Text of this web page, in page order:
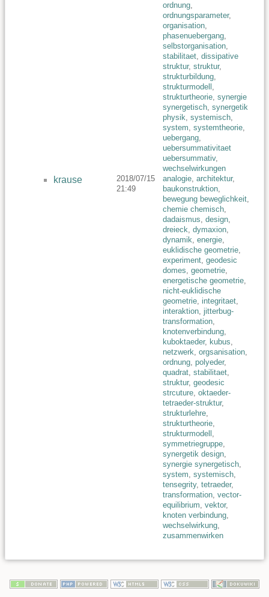
ordnung,
ordnungsparameter,
organisation,
phasenuebergang,
selbstorganisation,
stabilitaet, dissipative
struktur, struktur,
strukturbildung,
strukturmodell ,
strukturtheorie, synergie
synergetisch, synergetik
physik, systemisch,
system, systemtheorie,
uebergang,
uebersummativitaet
uebersummativ,
wechselwirkungen
krause
2018/07/15
21:49
analogie, architektur,
baukonstruktion,
bewegung beweglichkeit,
chemie chemisch,
dadaismus, design,
dreieck, dymaxion,
dynamik, energie,
euklidische geometrie,
experiment, geodesic
domes, geometrie,
energetische geometrie,
nicht-euklidische
geometrie, integritaet,
interaktion, jitterbug-
transformation,
knotenverbindung,
kuboktaeder, kubus,
netzwerk, orgsanisation,
ordnung, polyeder,
quadrat, stabilitaet,
struktur, geodesic
strcuture, oktaeder-
tetraeder-struktur,
strukturlehre,
strukturtheorie,
strukturmodell ,
symmetriegruppe,
synergetik design,
synergie synergetisch,
system, systemisch,
tensegrity, tetraeder,
transformation, vector-
equilibrium, vektor,
knoten verbindung,
wechselwirkung,
zusammenwirken